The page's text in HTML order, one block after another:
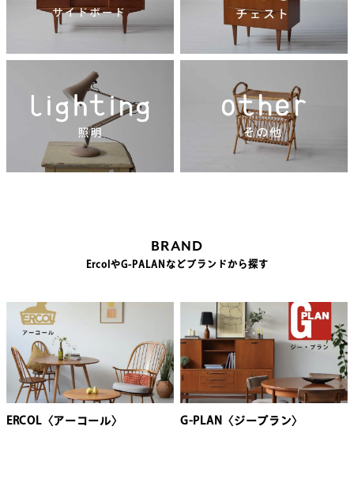
BRAND
ErcolやG-PALANなどブランドから探す
ERCOL〈アーコール〉 G-PLAN〈ジープラン〉